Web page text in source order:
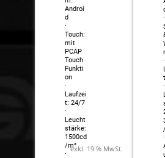
Androi
d
·
Touch:
mit
PCAP
Touch
Funkti
on
·
Laufzei
t: 24/7
·
Leucht
stärke:
1500cd
/m²
·
exkl. 19 % MwSt.
·
·
·